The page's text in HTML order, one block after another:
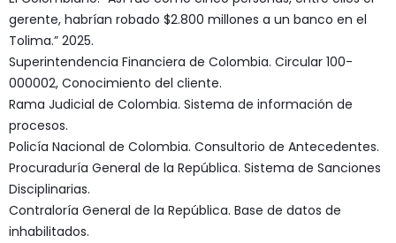
gerente, habrían robado $2.800 millones a un banco en el
Tolima.” 2025.
Superintendencia Financiera de Colombia. Circular 100-
000002, Conocimiento del cliente.
Rama Judicial de Colombia. Sistema de información de
procesos.
Policía Nacional de Colombia. Consultorio de Antecedentes.
Procuraduría General de la República. Sistema de Sanciones
Disciplinarias.
Contraloría General de la República. Base de datos de
inhabilitados.